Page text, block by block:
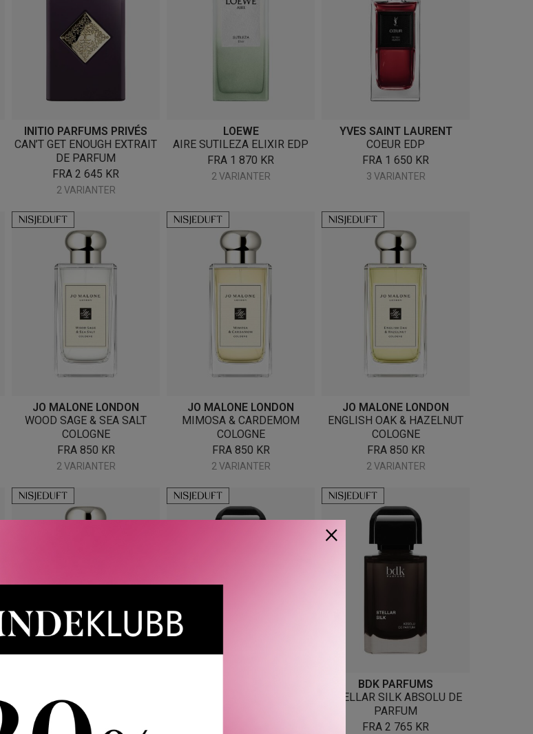
INITIO PARFUMS PRIVÉS
CAN’T GET ENOUGH EXTRAIT
DE PARFUM
FRA 2 645 KR
2 VARIANTER
LOEWE
AIRE SUTILEZA ELIXIR EDP
FRA 1 870 KR
2 VARIANTER
YVES SAINT LAURENT
COEUR EDP
FRA 1 650 KR
3 VARIANTER
JO MALONE LONDON
WOOD SAGE & SEA SALT
COLOGNE
FRA 850 KR
2 VARIANTER
JO MALONE LONDON
MIMOSA & CARDEMOM
COLOGNE
FRA 850 KR
2 VARIANTER
JO MALONE LONDON
ENGLISH OAK & HAZELNUT
COLOGNE
FRA 850 KR
2 VARIANTER
LIME BASIL & MANDARIN
COLOGNE
FRA
850 KR
BDK PARFUMS
STELLAR SILK ABSOLU DE
PARFUM
FRA 2 765 KR
×